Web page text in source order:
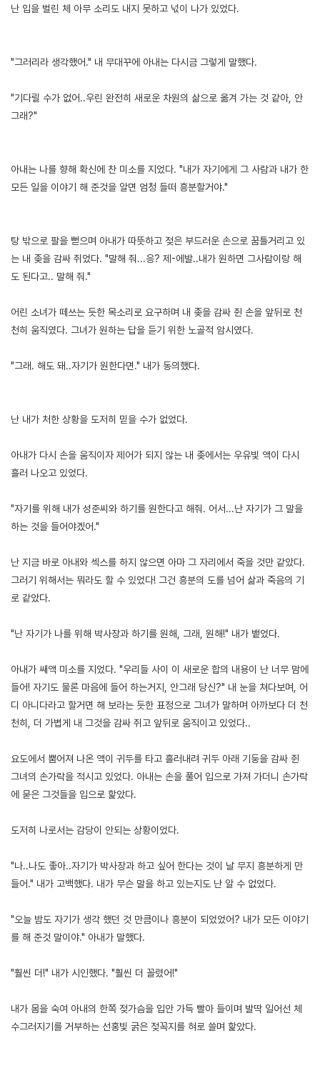
난 입을 벌린 체 아무 소리도 내지 못하고 넋이 나가 있었다.
"그러리라 생각했어." 내 무대꾸에 아내는 다시금 그렇게 말했다.
"기다릴 수가 없어..우린 완전히 새로운 차원의 삶으로 옮겨 가는 것 같아, 안
그래?"
아내는 나를 향해 확신에 찬 미소를 지었다. "내가 자기에게 그 사람과 내가 한
모든 일을 이야기 해 준것을 알면 엄청 들떠 흥분할거야."
탕 밖으로 팔을 뻗으며 아내가 따뜻하고 젖은 부드러운 손으로 꿈틀거리고 있
는 내 좆을 감싸 쥐었다. "말해 줘...응? 제-에발..내가 원하면 그사람이랑 해
도 된다고.. 말해 줘."
어린 소녀가 떼쓰는 듯한 목소리로 요구하며 내 좆을 감싸 쥔 손을 앞뒤로 천
천히 움직였다. 그녀가 원하는 답을 듣기 위한 노골적 암시였다.
"그래. 해도 돼..자기가 원한다면." 내가 동의했다.
난 내가 처한 상황을 도저히 믿을 수가 없었다.
아내가 다시 손을 움직이자 제어가 되지 않는 내 좆에서는 우유빛 액이 다시
흘러 나오고 있었다.
"자기를 위해 내가 성준씨와 하기를 원한다고 해줘. 어서...난 자기가 그 말을
하는 것을 들어야겠어."
난 지금 바로 아내와 섹스를 하지 않으면 아마 그 자리에서 죽을 것만 같았다.
그러기 위해서는 뭐라도 할 수 있었다! 그건 흥분의 도를 넘어 삶과 죽음의 기
로 같았다.
"난 자기가 나를 위해 박사장과 하기를 원해, 그래, 원해!" 내가 뱉었다.
아내가 쌔액 미소를 지었다. "우리들 사이 이 새로운 합의 내용이 난 너무 맘에
들어! 자기도 물론 마음에 들어 하는거지, 안그래 당신?" 내 눈을 쳐다보며, 어
디 아니다라고 할거면 해 보라는 듯한 표정으로 그녀가 말하며 아까보다 더 천
천히, 더 가볍게 내 그것을 감싸 쥐고 앞뒤로 움직이고 있었다..
요도에서 뿜어져 나온 액이 귀두를 타고 흘러내려 귀두 아래 기둥을 감싸 쥔
그녀의 손가락을 적시고 있었다. 아내는 손을 풀어 입으로 가져 가더니 손가락
에 묻은 그것들을 입으로 핥았다.
도저히 나로서는 감당이 안되는 상황이었다.
"나..나도 좋아..자기가 박사장과 하고 싶어 한다는 것이 날 무지 흥분하게 만
들어." 내가 고백했다. 내가 무슨 말을 하고 있는지도 난 알 수 없었다.
"오늘 밤도 자기가 생각 했던 것 만큼이나 흥분이 되었었어? 내가 모든 이야기
를 해 준것 말이야." 아내가 말했다.
"훨씬 더!" 내가 시인했다. "훨씬 더 꼴렸어!"
내가 몸을 숙여 아내의 한쪽 젖가슴을 입안 가득 빨아 들이며 발딱 일어선 체
수그러지기를 거부하는 선홍빛 굵은 젖꼭지를 혀로 쓸며 핥았다.